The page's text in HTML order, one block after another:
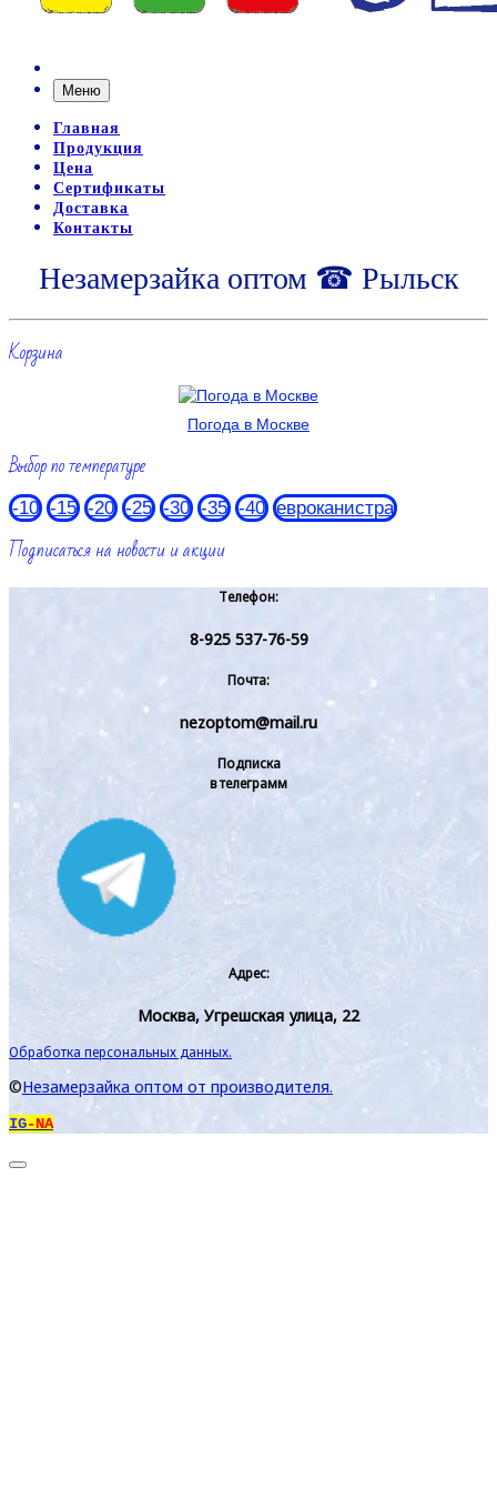
Меню
Главная
Продукция
Цена
Сертификаты
Доставка
Контакты
Незамерзайка оптом ☎ Рыльск
Корзина
Погода в Москве
Выбор по температуре
-10 -15 -20 -25 -30 -35 -40 евроканистра
Подписаться на новости и акции
Телефон:
8-925 537-76-59
Почта:
nezoptom@mail.ru
Подписка
в телеграмм
Адрес:
Москва, Угрешская улица, 22
Обработка персональных данных.
©Незамерзайка оптом от производителя.
IG-NA